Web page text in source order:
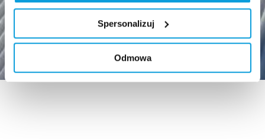
Spersonalizuj
Odmowa